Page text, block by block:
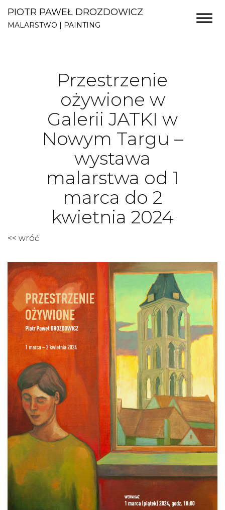
PIOTR PAWEŁ DROZDOWICZ
MALARSTWO | PAINTING
Przestrzenie
ożywione w
Galerii JATKI w
Nowym Targu –
wystawa
malarstwa od 1
marca do 2
kwietnia 2024
<< wróć